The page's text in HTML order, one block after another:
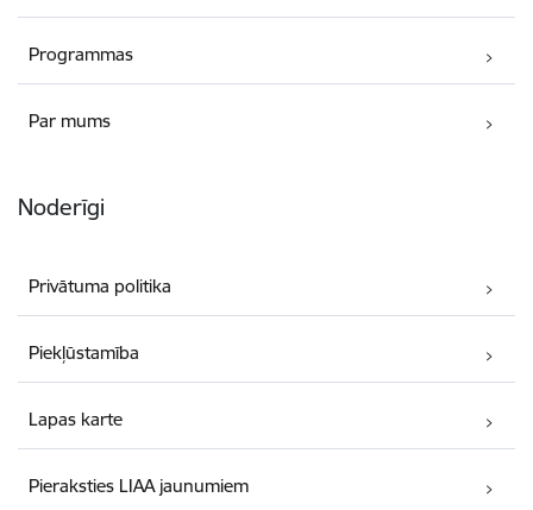
Programmas
Par mums
Noderīgi
Privātuma politika
Piekļūstamība
Lapas karte
Pieraksties LIAA jaunumiem